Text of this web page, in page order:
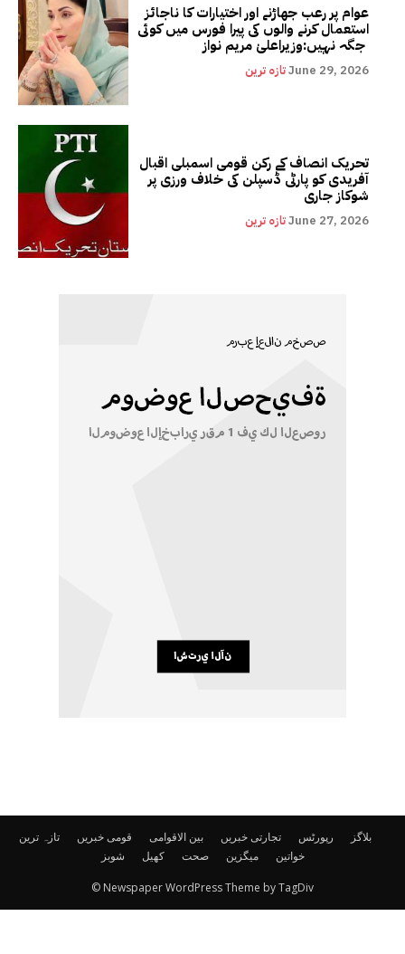
عوام پر رعب جھاڑنے اور اختیارات کا ناجائز
استعمال کرنے والوں کی پیرا فورس میں کوئی
تازہ ترینJune 29, 2026
تحریک انصاف کے رکن قومی اسمبلی اقبال
آفریدی کو پارٹی ڈسپلن کی خلاف ورزی پر
شوکاز جاری
تازہ ترینJune 27, 2026
تازہ ترین قومی خبریں بین الاقوامی تجارتی خبریں رپورٹس
بلاگز
شوبز
کھیل صحت میگزین خواتین
© Newspaper WordPress Theme by TagDiv